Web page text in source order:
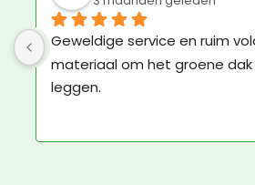
Kruidentuintje besteld. Niet op
betonpad. Ziet er prima uit.
Nature Green ook plezierig.